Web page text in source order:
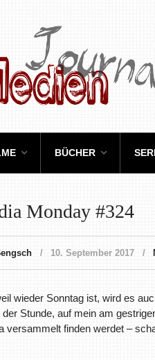
BÜCHER
Monday #324
10. September 2017
wieder Sonntag ist, wird es
Stunde, auf mein am
versammelt finden werdet –